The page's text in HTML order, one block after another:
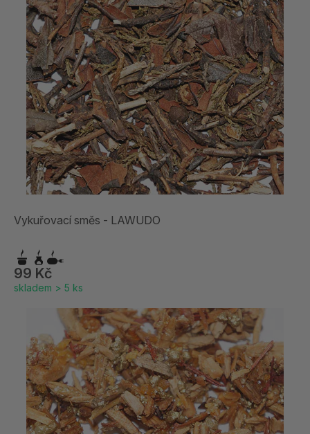
Vykuřovací směs - LAWUDO
99 Kč
skladem > 5 ks